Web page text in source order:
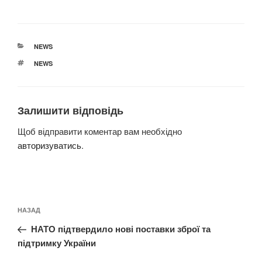
КАТЕГОРІЇ
NEWS
ПОЗНАЧКИ
NEWS
Залишити відповідь
Щоб відправити коментар вам необхідно
авторизуватись.
записів
Попередній
запис:
НАЗАД
НАТО підтвердило нові поставки зброї та
підтримку України